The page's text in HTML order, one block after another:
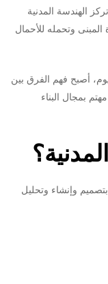
الهندسة المدنية
وتحمله للأحمال
أصبح فهم الفرق بين
بمجال البناء
وإنشاء وتحليل